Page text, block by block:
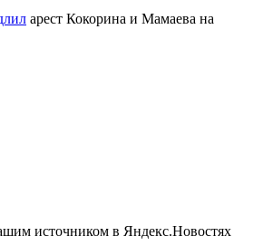
арест Кокорина и Мамаева на
источником в Яндекс.Новостях